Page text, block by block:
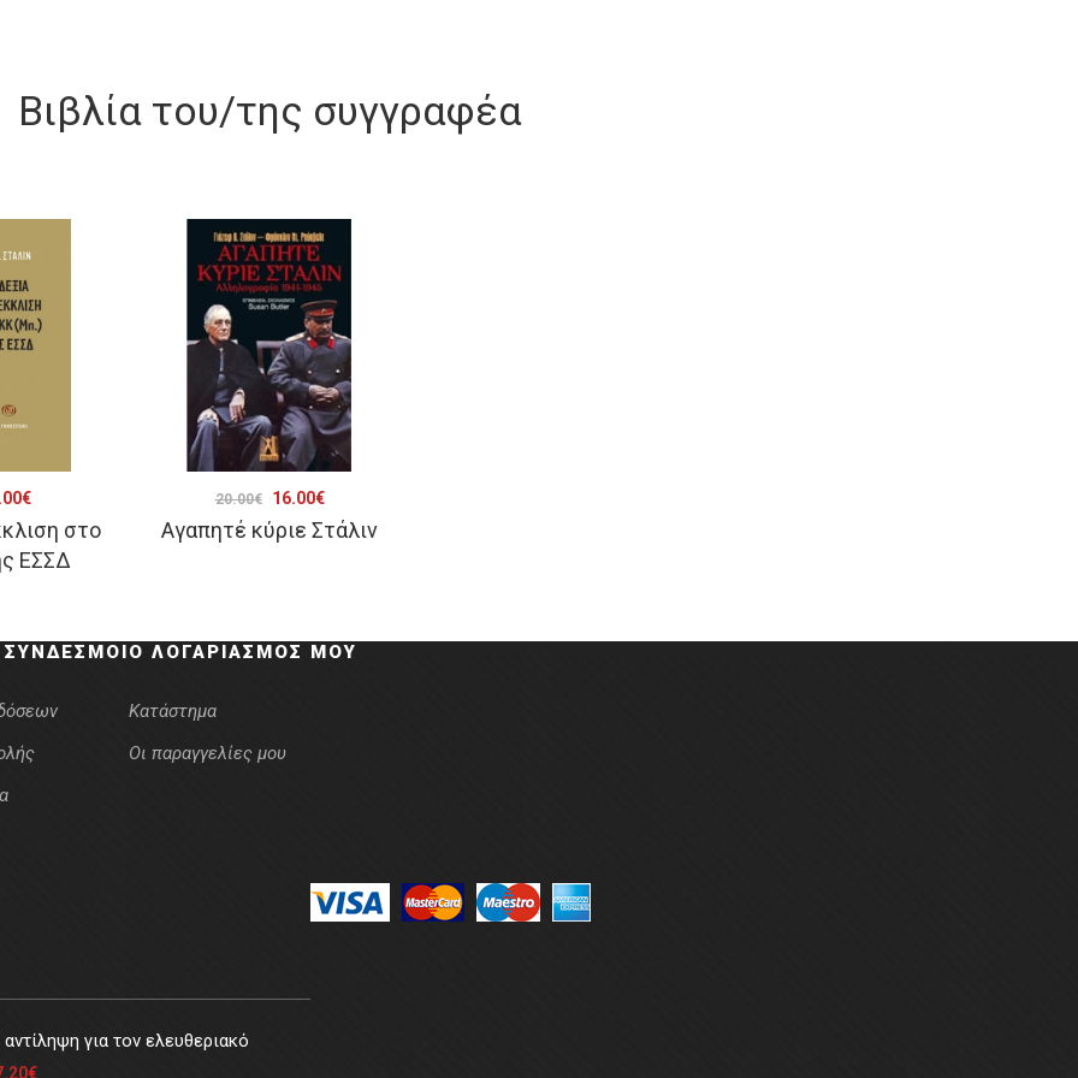
Βιβλία του/της συγγραφέα
στο
ΕΣΣΔ
€Η
τρέχουσα
τιμή
Αγαπητέ κύριε Στάλιν
20.00€
Original
price
16.00€Η
τρέχουσα
Ο ΛΟΓΑΡΙΑΣΜΌΣ ΜΟΥ
Κατάστημα
Οι παραγγελίες μου
για τον ελευθεριακό
€